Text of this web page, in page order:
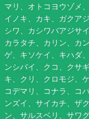
マリ、オトコヨウゾメ
イノキ、カキ、ガクア
シワ、カシワバアジサ
カラタチ、カリン、カ
ゲ、キソケイ、キハダ
ンシバイ、クコ、クサ
キ、クリ、クロモジ、
コデマリ、コナラ、コ
ンズイ、サイカチ、ザ
ン、サルスベリ、サワ